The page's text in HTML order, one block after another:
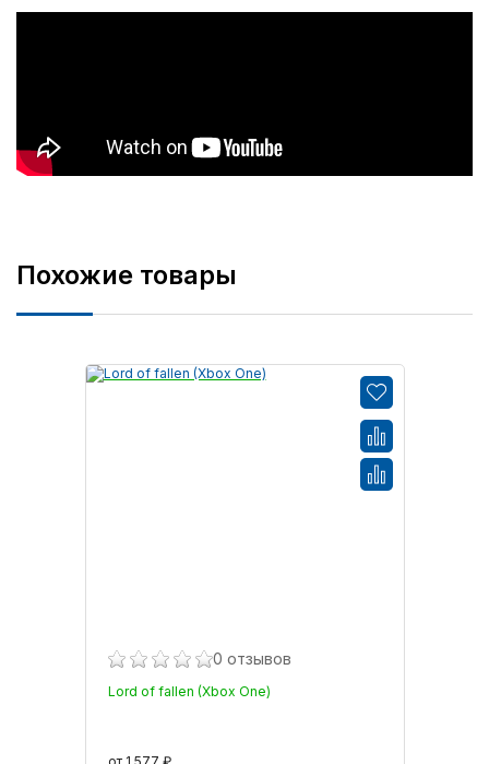
Похожие товары
0 отзывов
Lord of fallen (Xbox One)